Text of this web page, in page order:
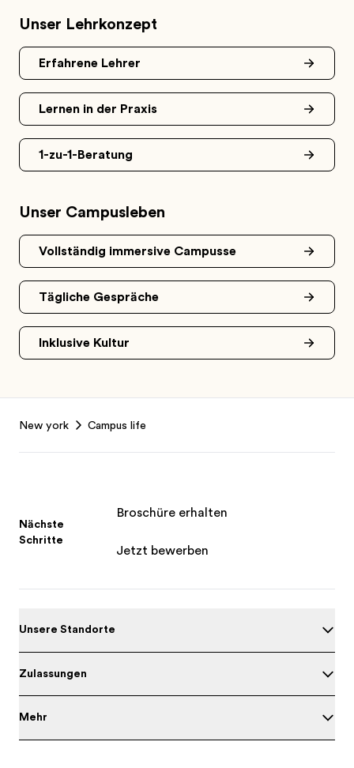
Unser Lehrkonzept
Erfahrene Lehrer
Lernen in der Praxis
1-zu-1-Beratung
Unser Campusleben
Vollständig immersive Campusse
Tägliche Gespräche
Inklusive Kultur
New york Campus life
Nächste
Schritte
Broschüre erhalten
Jetzt bewerben
Unsere Standorte
Zulassungen
Mehr